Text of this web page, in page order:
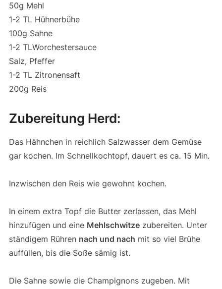
50g Mehl
1-2 TL Hühnerbühe
100g Sahne
1-2 TLWorchestersauce
Salz, Pfeffer
1-2 TL Zitronensaft
200g Reis
Zubereitung Herd:
Das Hähnchen in reichlich Salzwasser dem Gemüse
gar kochen. Im Schnellkochtopf, dauert es ca. 15 Min.
Inzwischen den Reis wie gewohnt kochen.
In einem extra Topf die Butter zerlassen, das Mehl
hinzufügen und eine Mehlschwitzezubereiten. Unter
ständigem Rühren nach und nach mit so viel Brühe
auffüllen, bis die Soße sämig ist.
Die Sahne sowie die Champignons zugeben. Mit